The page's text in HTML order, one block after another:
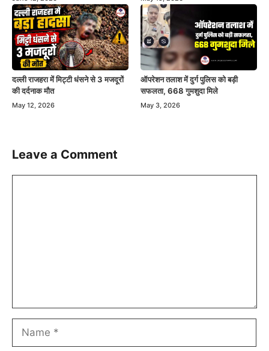
दल्ली राजहरा में मिट्टी धंसने से 3 मजदूरों
की दर्दनाक मौत
May 12, 2026
ऑपरेशन तलाश में दुर्ग पुलिस को बड़ी
सफलता, 668 गुमशुदा मिले
May 3, 2026
Leave a Comment